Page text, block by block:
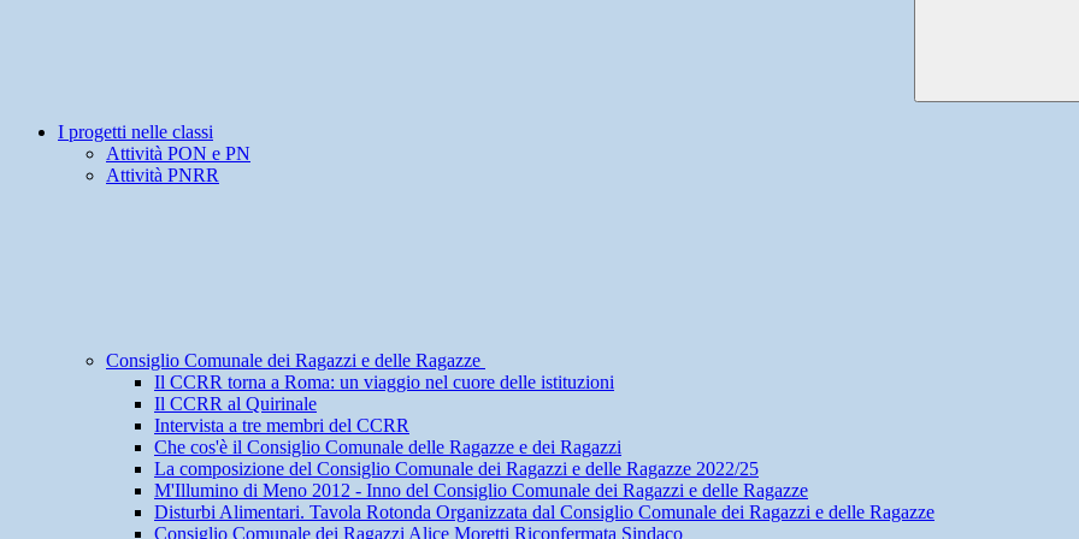
I progetti nelle classi
Attività PON e PN
Attività PNRR
Consiglio Comunale dei Ragazzi e delle Ragazze
Il CCRR torna a Roma: un viaggio nel cuore delle istituzioni
Il CCRR al Quirinale
Intervista a tre membri del CCRR
Che cos'è il Consiglio Comunale delle Ragazze e dei Ragazzi
La composizione del Consiglio Comunale dei Ragazzi e delle Ragazze 2022/25
M'Illumino di Meno 2012 - Inno del Consiglio Comunale dei Ragazzi e delle Ragazze
Disturbi Alimentari. Tavola Rotonda Organizzata dal Consiglio Comunale dei Ragazzi e delle Ragazze
Consiglio Comunale dei Ragazzi Alice Moretti Riconfermata Sindaco